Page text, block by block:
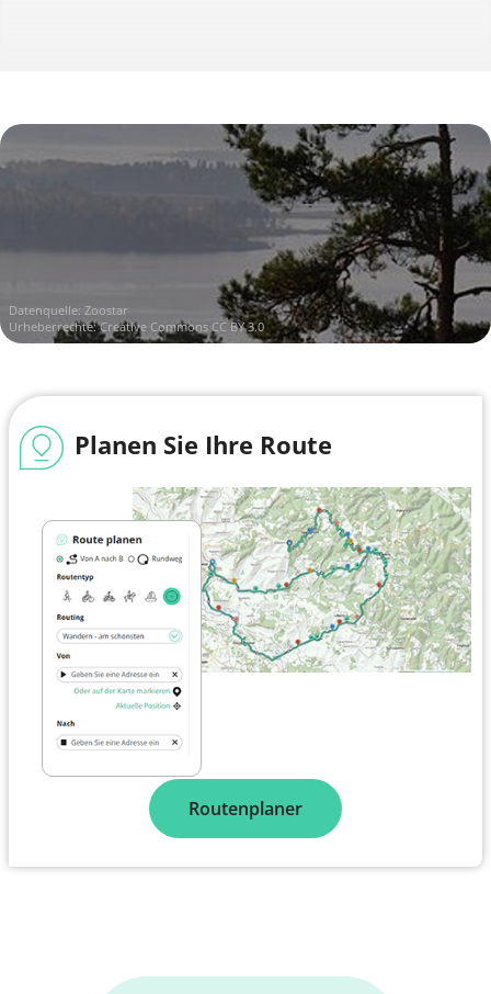
Datenquelle: Zoostar
Urheberrechte:Creative Commons CC BY 3.0
Planen Sie Ihre Route
Routenplaner